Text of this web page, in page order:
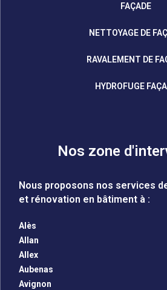
FAÇADE
NETTOYAGE DE
RAVALEMENT DE
HYDROFUGE
Nos zone
Nous proposons nos services
et rénovation en bâtiment à :
Alès
Allan
Allex
Aubenas
Avignon